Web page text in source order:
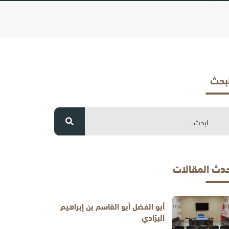
المقالات
أبو الفضل أبو القاسم بن إبراهيم
البرّادي